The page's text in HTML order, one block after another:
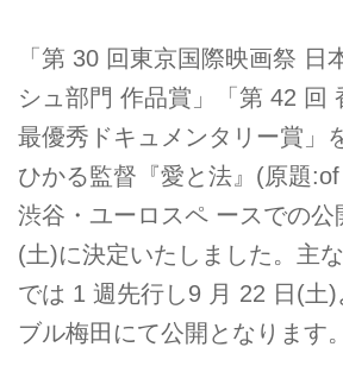
「第 30 回東京国際映画祭 日
シュ部門 作品賞」「第 42 回
最優秀ドキュメンタリー賞」
ひかる監督『愛と法』(原題
渋谷・ユーロスペ ースでの公
(土)に決定いたしました。主
では 1 週先行し9 月 22 日(土
ブル梅田にて公開となります。